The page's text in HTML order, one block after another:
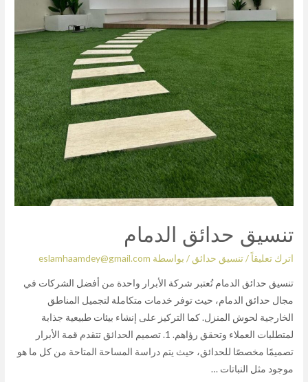
تنسيق حدائق الدمام
اترك تعليقاً/تنسيق حدائق / بواسطة eslamhaamdey@gmail.com
تنسيق حدائق الدمام تُعتبر شركة الأبرار واحدة من أفضل الشركات في
مجال حدائق الدمام، حيث توفر خدمات متكاملة لتجميل المناطق
الخارجية لحوش المنزل. كما التركيز على إنشاء بيئات طبيعية جذابة
لمتطلبات العملاء وتحقق رؤاهم. 1. تصميم الحدائق تتقدم قمة الأبرار
تصميمًا مخصصًا للحدائق، حيث يتم دراسة المساحة المتاحة من كل ما هو
موجود مثل النباتات …